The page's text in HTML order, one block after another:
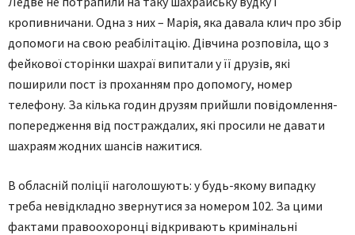
кропивничани. Одна з них – Марія, яка давала клич про збір
допомоги на свою реабілітацію. Дівчина розповіла, що з
фейкової сторінки шахраї випитали у її друзів, які
поширили пост із проханням про допомогу, номер
телефону. За кілька годин друзям прийшли повідомлення-
попередження від постраждалих, які просили не давати
шахраям жодних шансів нажитися.
В обласній поліції наголошують: у будь-якому випадку
треба невідкладно звернутися за номером 102. За цими
фактами правоохоронці відкривають кримінальні